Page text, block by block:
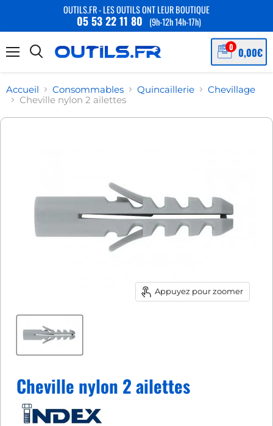
OUTILS.FR - LES OUTILS ONT LEUR BOUTIQUE
05 53 22 11 80 (9h-12h 14h-17h)
Accueil Consommables Quincaillerie
Chevillage
Cheville nylon 2 ailettes
Appuyez pour zoomer
Cheville nylon 2 ailettes